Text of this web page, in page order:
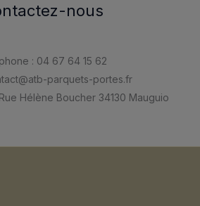
nous
: 04 67 64 15 62
parquets-portes.fr
Hélène Boucher 34130 Mauguio